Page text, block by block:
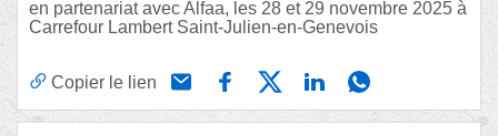
en partenariat avec Alfaa, les 28 et 29 novembre 2025 à
Carrefour Lambert Saint-Julien-en-Genevois
Copier le lien